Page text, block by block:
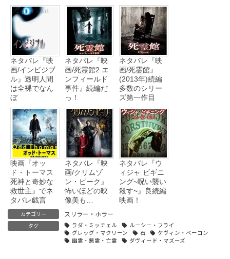
ネタバレ『映
画/インビジブ
ル』透明人間
は全裸でなん
ぼ
ネタバレ『映
画/死霊館2 エ
ンフィールド
事件』続編だ
っ！
ネタバレ『映
画/死霊館』
(2013年)続編
多数のシリー
ズ第一作目
映画『オッ
ド・トーマス
死神と奇妙な
救世主』でネ
タバレ戯言
ネタバレ『映
画/クリムゾ
ン・ピーク』
怖いほどの映
像美も…
ネタバレ『ウ
ィジャ ビギニ
ング~呪い襲い
殺す~』良続編
映画！
カテゴリー スリラー・ホラー
タグ ラダ・ミッチェル
ルーシー・フライ
グレッグ・マクリーン
石
ケヴィン・ベーコン
幽霊・悪霊・亡霊
ダヴィード・マズーズ